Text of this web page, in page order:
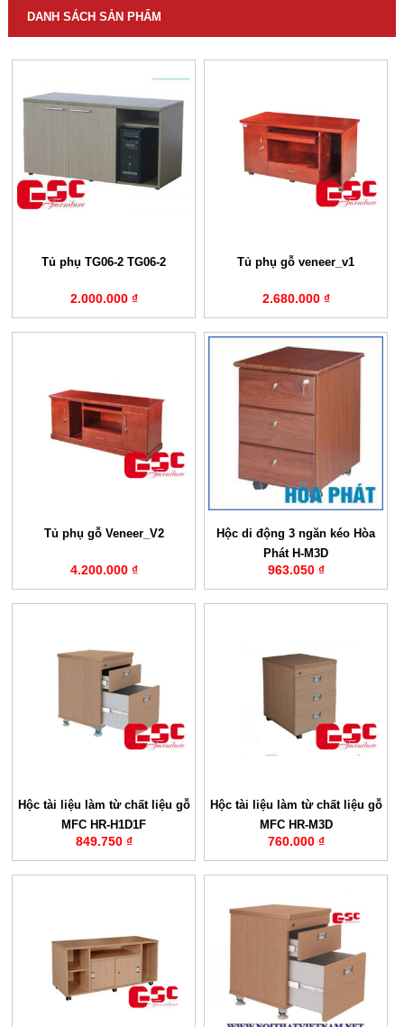
DANH SÁCH SẢN PHẨM
Tủ phụ TG06-2 TG06-2
2.000.000 ₫
Tủ phụ gỗ veneer_v1
2.680.000 ₫
Tủ phụ gỗ Veneer_V2
4.200.000 ₫
Hộc di động 3 ngăn kéo Hòa
Phát H-M3D
963.050 ₫
Hộc tài liệu làm từ chất liệu gỗ
MFC HR-H1D1F
849.750 ₫
Hộc tài liệu làm từ chất liệu gỗ
MFC HR-M3D
760.000 ₫